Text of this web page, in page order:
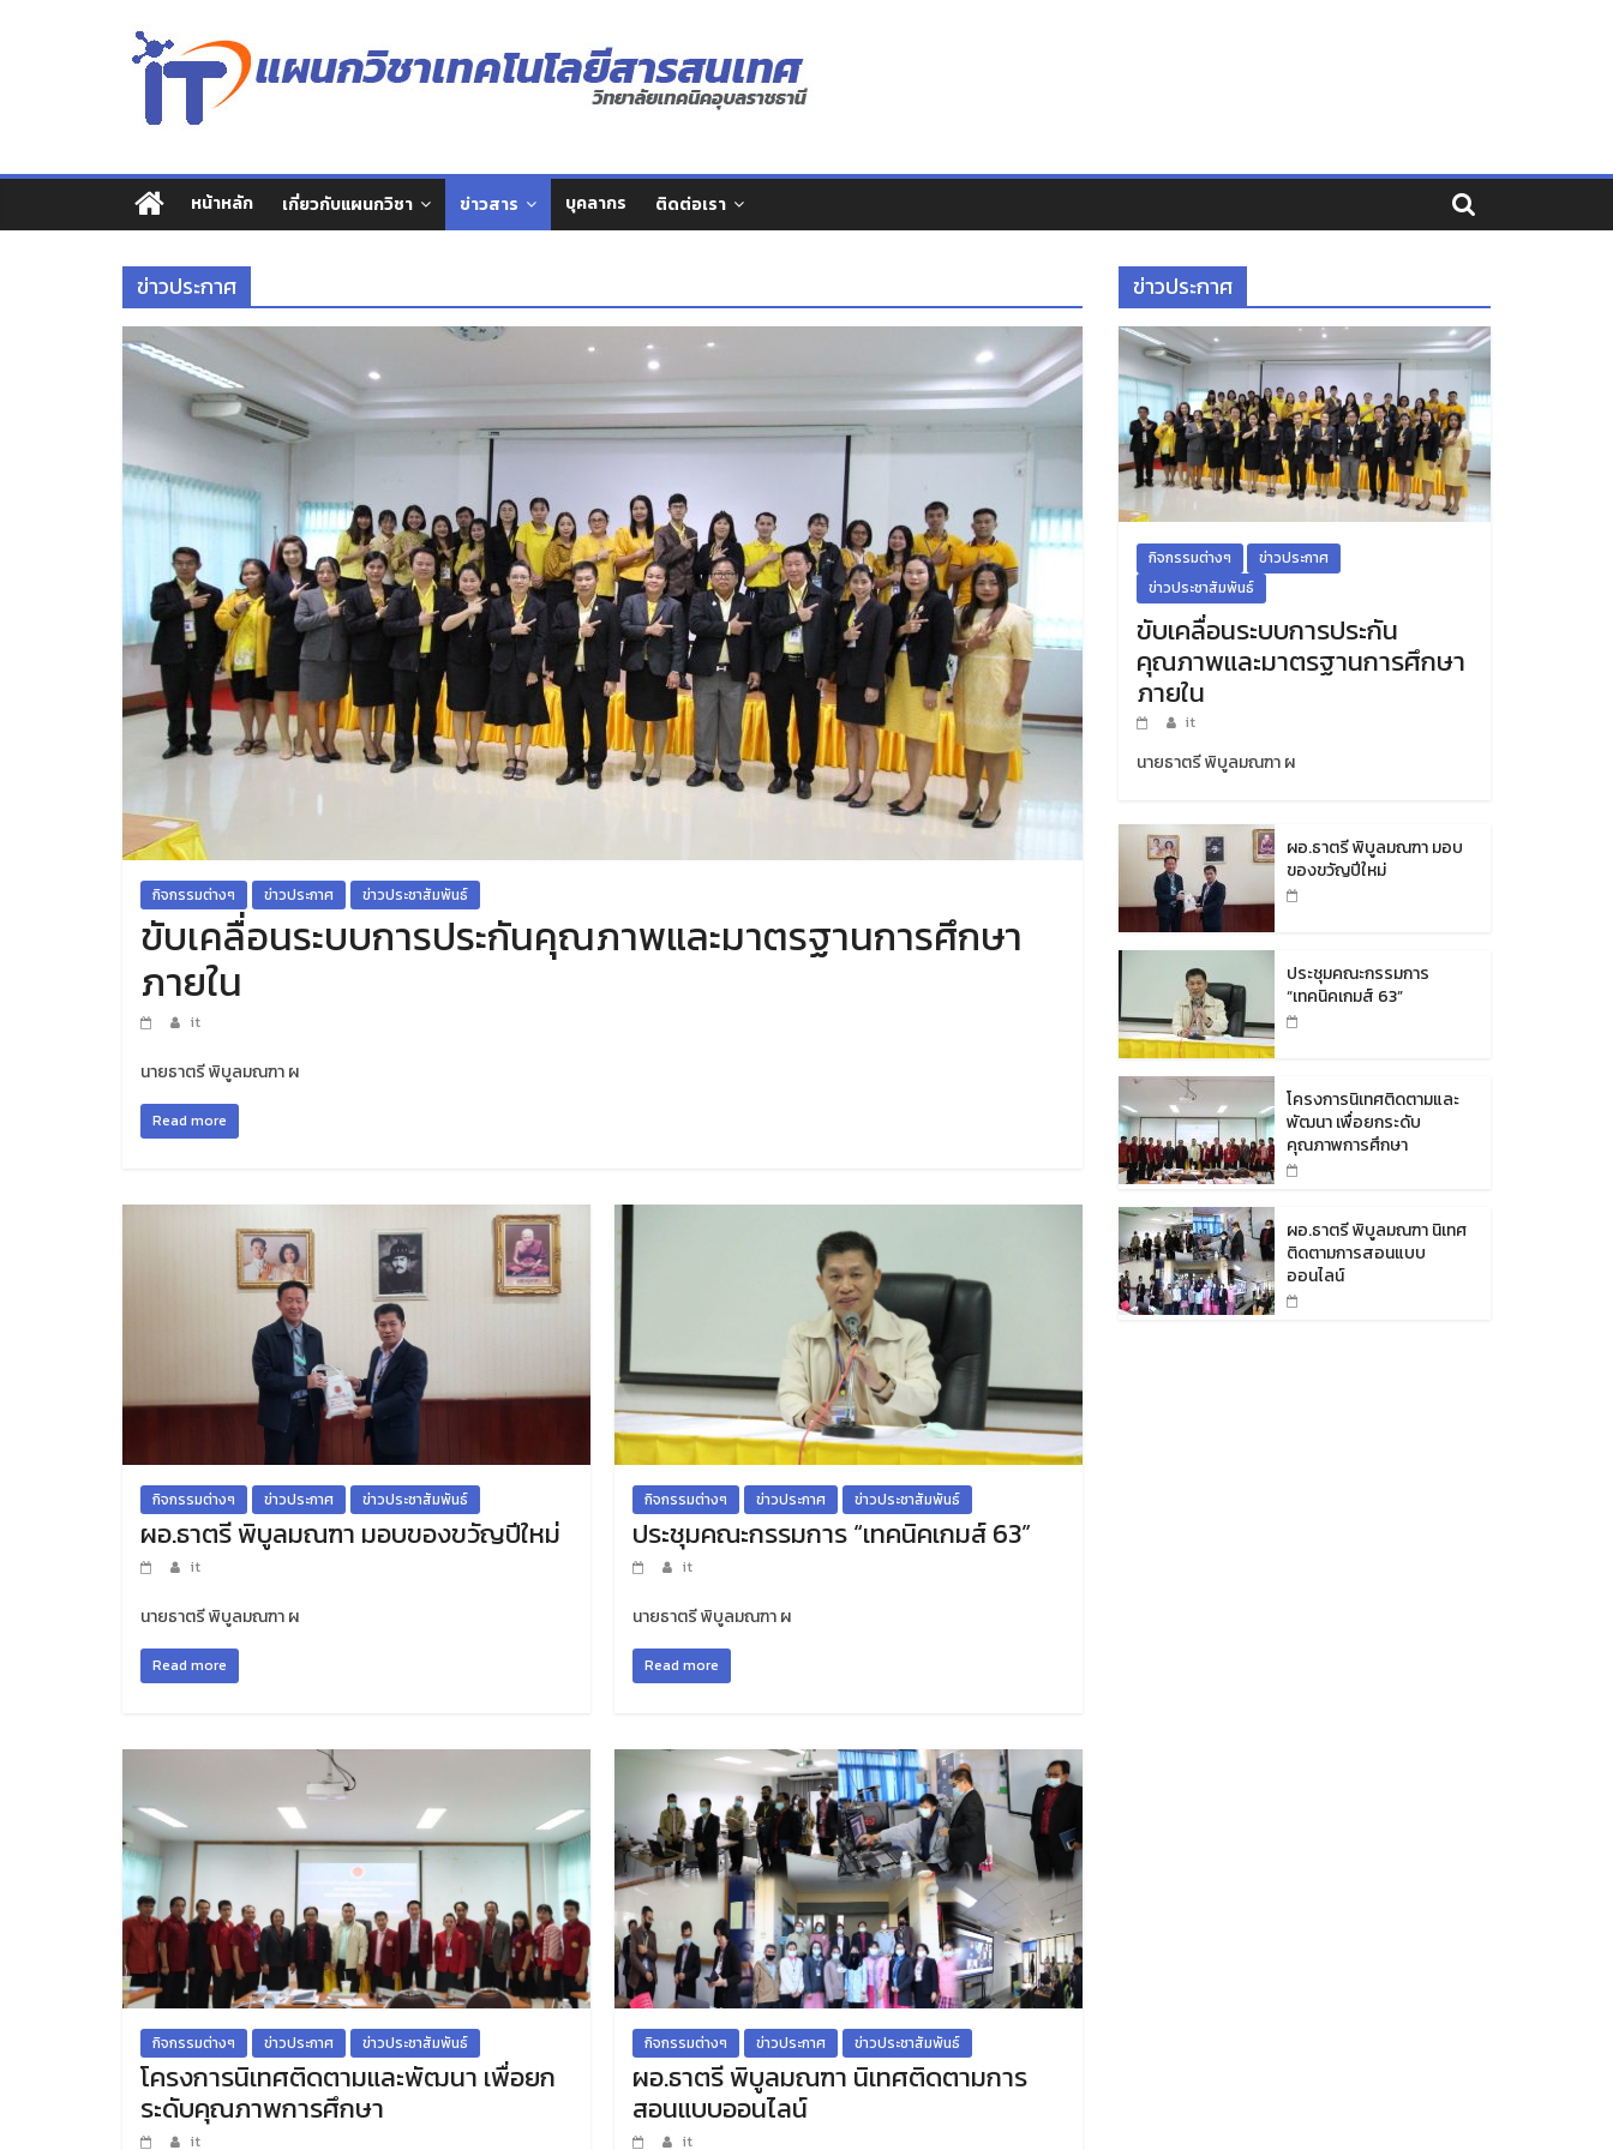
แผนก
วิชา
เทคโนโลยี
สารสนเทศ
หน้าหลัก เกี่ยวกับแผนกวิชา ข่าวสาร บุคลากร ติดต่อเรา
ข่าวประกาศ
กิจกรรมต่างๆ ข่าวประกาศ ข่าวประชาสัมพันธ์
ขับเคลื่อนระบบการประกันคุณภาพและมาตรฐานการศึกษา
ภายใน
it
นายธาตรี พิบูลมณฑา ผ
Read more
กิจกรรมต่างๆ ข่าวประกาศ ข่าวประชาสัมพันธ์
ผอ.ธาตรี พิบูลมณฑา มอบของขวัญปีใหม่
it
นายธาตรี พิบูลมณฑา ผ
Read more
กิจกรรมต่างๆ ข่าวประกาศ ข่าวประชาสัมพันธ์
ประชุมคณะกรรมการ “เทคนิคเกมส์ 63”
it
นายธาตรี พิบูลมณฑา ผ
Read more
กิจกรรมต่างๆ ข่าวประกาศ ข่าวประชาสัมพันธ์
โครงการนิเทศติดตามและพัฒนา เพื่อยก
ระดับคุณภาพการศึกษา
it
กิจกรรมต่างๆ ข่าวประกาศ ข่าวประชาสัมพันธ์
ผอ.ธาตรี พิบูลมณฑา นิเทศติดตามการ
สอนแบบออนไลน์
it
ข่าวประกาศ
กิจกรรมต่างๆ
ข่าวประกาศ
ข่าวประชาสัมพันธ์
ขับเคลื่อนระบบการประกัน
คุณภาพและมาตรฐานการศึกษา
ภายใน
it
นายธาตรี พิบูลมณฑา ผ
ผอ.ธาตรี พิบูลมณฑา มอบ
ของขวัญปีใหม่
ประชุมคณะกรรมการ
“เทคนิคเกมส์ 63”
โครงการนิเทศติดตามและ
พัฒนา เพื่อยกระดับ
คุณภาพการศึกษา
ผอ.ธาตรี พิบูลมณฑา นิเทศ
ติดตามการสอนแบบ
ออนไลน์